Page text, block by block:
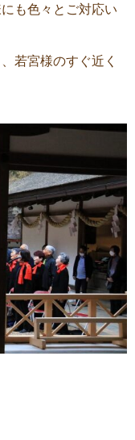
も色々とご対応い
若宮様のすぐ近く